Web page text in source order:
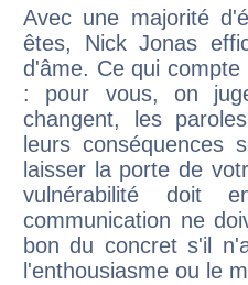
Avec une majorité
êtes, Nick Jonas
d'âme. Ce qui
: pour vous, on
changent, les
leurs conséquences
laisser la porte de
vulnérabilité doit
communication ne
bon du concret s'il
l'enthousiasme ou le